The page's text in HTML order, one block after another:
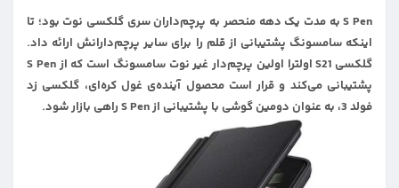
S Pen به مدت یک دهه منحصر به پرچم‌داران سری گلکسی نوت بود؛ تا
اینکه سامسونگ پشتیبانی از قلم را برای سایر پرچم‌دارانش ارائه داد.
گلکسی S21 اولترا اولین پرچم‌دار غیر نوت سامسونگ است که از S Pen
پشتیبانی می‌کند و قرار است محصول آینده‌ی غول کره‌ای، گلکسی زد
فولد 3، به عنوان دومین گوشی با پشتیبانی از S Pen راهی بازار شود.